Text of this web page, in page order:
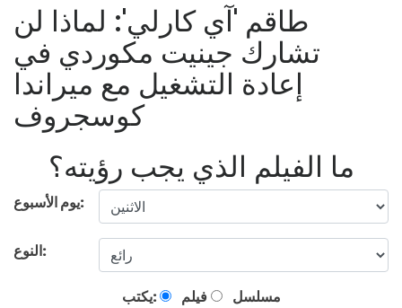
طاقم 'آي كارلي': لماذا لن
تشارك جينيت مكوردي في
إعادة التشغيل مع ميراندا
كوسجروف
ما الفيلم الذي يجب رؤيته؟
يوم الأسبوع:
النوع:
يكتب: فيلم مسلسل